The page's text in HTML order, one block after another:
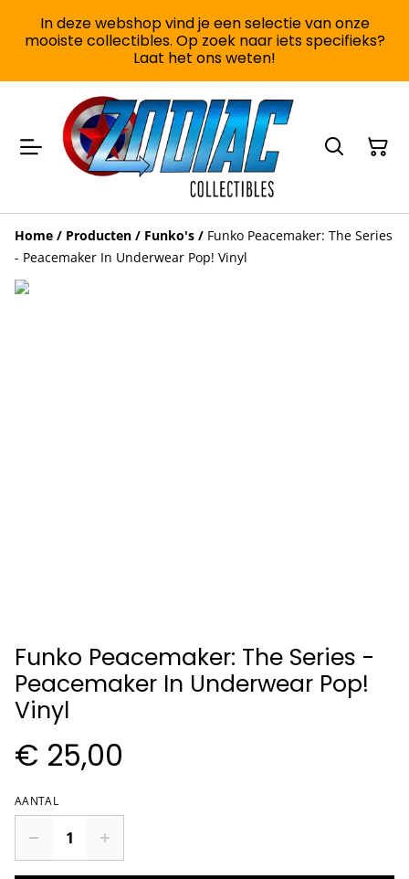
In deze webshop vind je een selectie van onze
mooiste collectibles. Op zoek naar iets specifieks?
Laat het ons weten!
Home / Producten / Funko's / Funko Peacemaker: The Series
- Peacemaker In Underwear Pop! Vinyl
Funko Peacemaker: The Series -
Peacemaker In Underwear Pop!
Vinyl
€ 25,00
AANTAL